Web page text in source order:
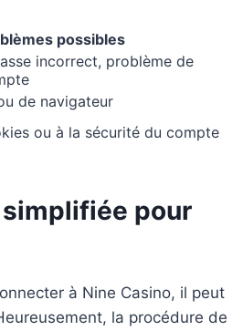
possibles
incorrect, problème de
de navigateur
ou à la sécurité du compte
pour
à Nine Casino, il peut
la procédure de